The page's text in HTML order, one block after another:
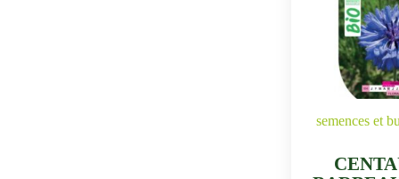
semences et